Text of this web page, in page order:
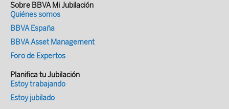
del salario bruto mensual A los
trabajadores autónomos, rurales o
migrantes (灵活就业人员, *línghuó jiùyè
rényuán) se les aplica un tipo de
cotización del 20%, de los cuales un 8%
va a su cuenta personal y el 12% restante
a la cuenta común del sistema. Edad de
jubilación en China: en fase de incremento
gerencia de la sociedad. Diferencias entre
personas físicas Los autónomos
societarios han constituido una sociedad
mercantil que canaliza su actividad y
cumplen, al mismo tiempo, con una serie
de requisitos que les obligan a darse de
alta en el RETA. El autónomo societario, al
pensiones de jubilación del Vaticano El
sistema previsional vaticano, gestionado a
través del Fondo di Pensioni, cubre a una
fuerza laboral de aproximadamente 5.000
empleados, que incluye tanto a personal
eclesiástico y religioso como a los
trabajadores laicos. El sistema de
pensiones del Vaticano es,
Sobre BBVA Mi Jubilación
Quiénes somos
BBVA España
BBVA Asset Management
Foro de Expertos
Planifica tu Jubilación
Estoy trabajando
Estoy jubilado